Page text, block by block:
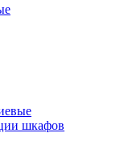
шкафов